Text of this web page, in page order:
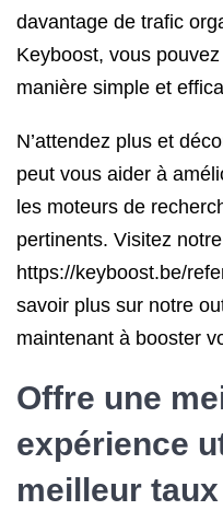
davantage de trafic
Keyboost, vous
manière simple et
N’attendez plus et
peut vous aider à
les moteurs de
pertinents. Visitez
https://keyboost.be/
savoir plus sur notre
maintenant à booster
Offre une
expérience
meilleur